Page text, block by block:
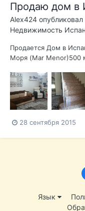
Продаю дом в
Alex424
Недвижимость
Продается Дом в
Моря (Mar Menor)500
фирменной
натурального
холодильник, плита,
28 сентября 2015
Язык